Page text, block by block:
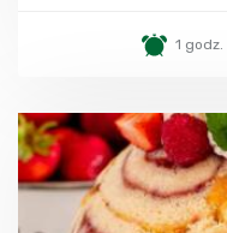
1 godz.